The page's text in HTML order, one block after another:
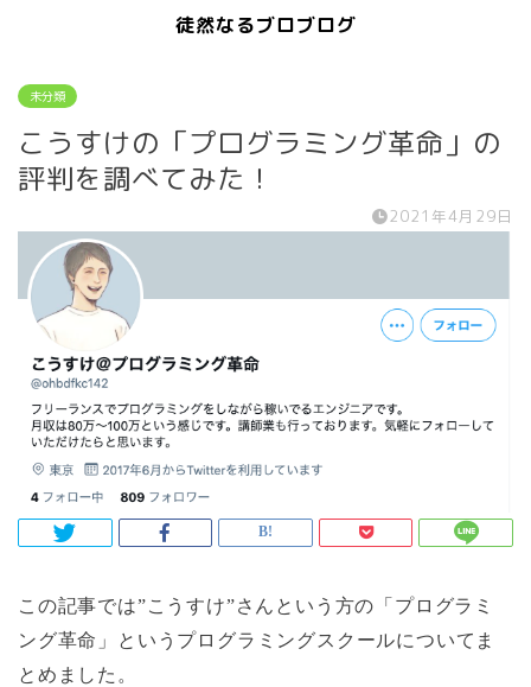
徒然なるブロブログ
未分類
こうすけの「プログラミング革命」の
評判を調べてみた！
2021年4月29日
この記事では”こうすけ”さんという方の「プログラミ
ング革命」というプログラミングスクールについてま
とめました。